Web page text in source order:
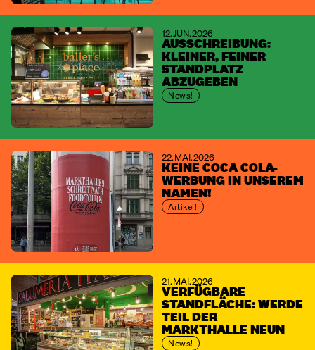
12. JUN. 2026
AUSSCHREIBUNG:
KLEINER, FEINER
STANDPLATZ
ABZUGEBEN
News!
22. MAI. 2026
KEINE COCA COLA-
WERBUNG IN UNSEREM
NAMEN!
Artikel!
21. MAI. 2026
VERFÜGBARE
STANDFLÄCHE: WERDE
TEIL DER
MARKTHALLE NEUN
News!